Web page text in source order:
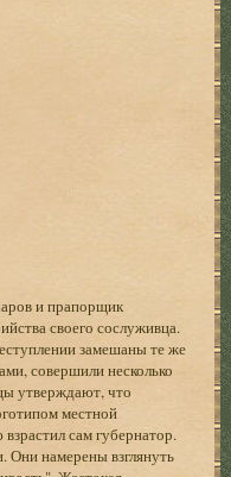
и прапорщик
своего сослуживца.
замешаны те же
совершили несколько
утверждают, что
местной
сам губернатор.
Они намерены взглянуть